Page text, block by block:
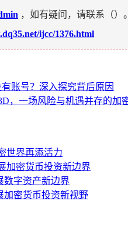
，如有疑问，请联系（）。
ijcc/1376.html
账号？深入探究背后原因
，一场风险与机遇并存的加
世界再添活力
加密货币投资新边界
数字资产新边界
加密货币投资新视野